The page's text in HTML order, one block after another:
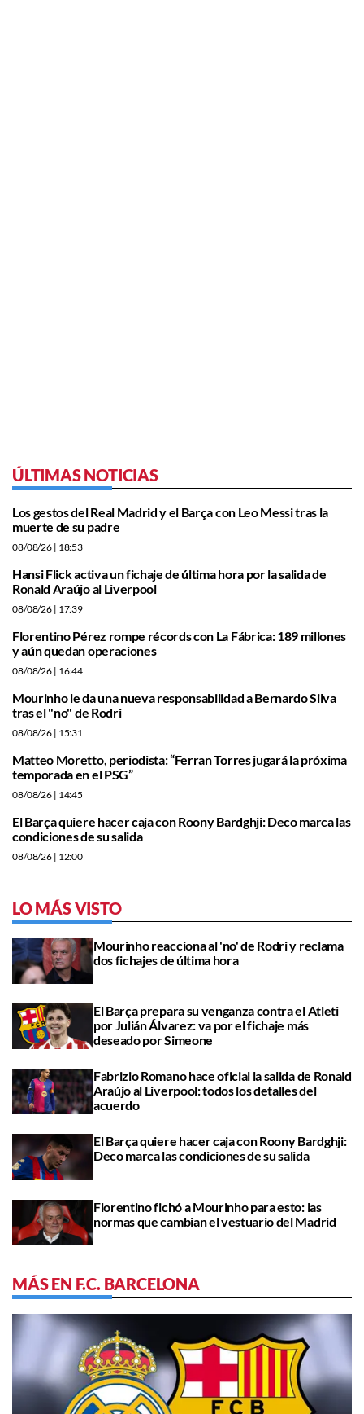
ÚLTIMAS NOTICIAS
Los gestos del Real Madrid y el Barça con Leo Messi tras la
muerte de su padre
08/08/26 | 18:53
Hansi Flick activa un fichaje de última hora por la salida de
Ronald Araújo al Liverpool
08/08/26 | 17:39
Florentino Pérez rompe récords con La Fábrica: 189 millones
y aún quedan operaciones
08/08/26 | 16:44
Mourinho le da una nueva responsabilidad a Bernardo Silva
tras el "no" de Rodri
08/08/26 | 15:31
Matteo Moretto, periodista: “Ferran Torres jugará la próxima
temporada en el PSG”
08/08/26 | 14:45
El Barça quiere hacer caja con Roony Bardghji: Deco marca las
condiciones de su salida
08/08/26 | 12:00
LO MÁS VISTO
Mourinho reacciona al 'no' de Rodri y reclama
dos fichajes de última hora
El Barça prepara su venganza contra el Atleti
por Julián Álvarez: va por el fichaje más
deseado por Simeone
Fabrizio Romano hace oficial la salida de Ronald
Araújo al Liverpool: todos los detalles del
acuerdo
El Barça quiere hacer caja con Roony Bardghji:
Deco marca las condiciones de su salida
Florentino fichó a Mourinho para esto: las
normas que cambian el vestuario del Madrid
MÁS EN F.C. BARCELONA